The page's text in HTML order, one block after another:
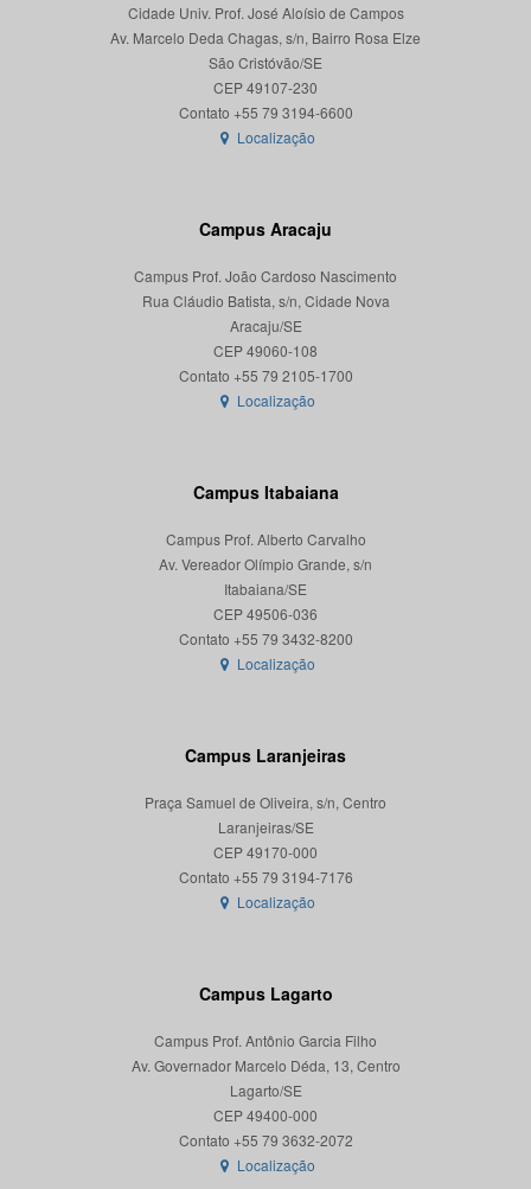
Cidade Univ. Prof. José Aloísio de Campos
Av. Marcelo Deda Chagas, s/n, Bairro Rosa Elze
São Cristóvão/SE
CEP 49107-230
Localização
Campus Aracaju
Campus Prof. João Cardoso Nascimento
Rua Cláudio Batista, s/n, Cidade Nova
Aracaju/SE
CEP 49060-108
Localização
Campus Itabaiana
Campus Prof. Alberto Carvalho
Av. Vereador Olímpio Grande, s/n
Itabaiana/SE
CEP 49506-036
Localização
Campus Laranjeiras
Praça Samuel de Oliveira, s/n, Centro
Laranjeiras/SE
CEP 49170-000
Localização
Campus Lagarto
Campus Prof. Antônio Garcia Filho
Av. Governador Marcelo Déda, 13, Centro
Lagarto/SE
CEP 49400-000
Localização